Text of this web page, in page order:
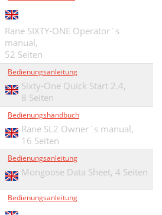
Rane SIXTY-ONE Operator`s
manual,
52 Seiten
Bedienungsanleitung
Sixty-One Quick Start 2.4,
8 Seiten
Bedienungshandbuch
Rane SL2 Owner`s manual,
16 Seiten
Bedienungsanleitung
Mongoose Data Sheet, 4 Seiten
Bedienungsanleitung